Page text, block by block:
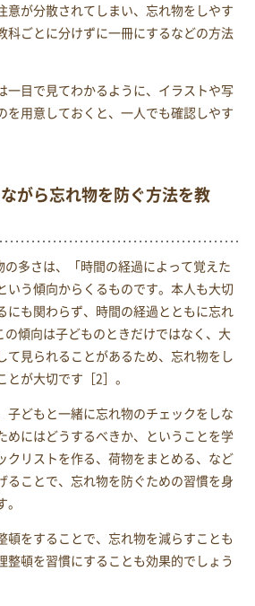
意が分散されてしまい、忘れ物をしやす
科ごとに分けずに一冊にするなどの方法
一目で見てわかるように、イラストや写
を用意しておくと、一人でも確認しやす
がら忘れ物を防ぐ方法を教
多さは、「時間の経過によって覚えた
いう傾向からくるものです。本人も大切
にも関わらず、時間の経過とともに忘れ
傾向は子どものときだけではなく、大
て見られることがあるため、忘れ物をし
が大切です［2］。
子どもと一緒に忘れ物のチェックをしな
めにはどうするべきか、ということを学
クリストを作る、荷物をまとめる、など
ることで、忘れ物を防ぐための習慣を身
頓をすることで、忘れ物を減らすことも
整頓を習慣にすることも効果的でしょう